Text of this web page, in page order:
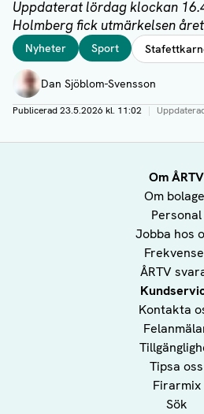
Uppdaterat lördag klockan
Holmberg fick utmärkelsen
Taggar
Nyheter Sport
Författare
Dan Sjöblom-Svensson
Visa profil
Publicerad23.5.2026 kl. 11:02 |
Om ÅRTV
Om
Personal
Jobba hos
ÅRTV
Kontakta
Tipsa oss
Firarmix
Sök